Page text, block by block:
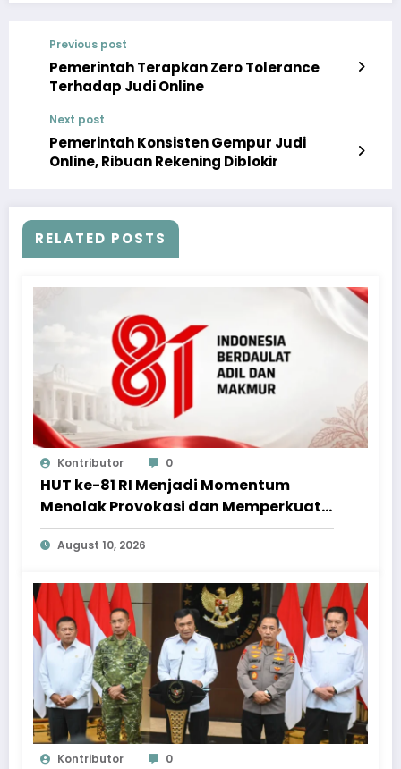
Previous post
Pemerintah Terapkan Zero Tolerance
Terhadap Judi Online
Next post
Pemerintah Konsisten Gempur Judi
Online, Ribuan Rekening Diblokir
RELATED POSTS
Kontributor 0
HUT ke-81 RI Menjadi Momentum
Menolak Provokasi dan Memperkuat
Persatuan
August 10, 2026
Kontributor 0